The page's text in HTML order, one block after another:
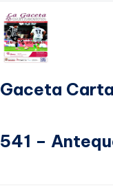
Gaceta
541 –